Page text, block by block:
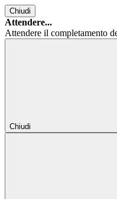
Chiudi
Attendere...
Attendere il completamento
Chiudi